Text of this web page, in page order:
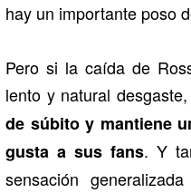
hay un importante poso
Pero si la caída de
lento y natural desgaste,
de súbito y mantiene
gusta a sus fans. Y
sensación